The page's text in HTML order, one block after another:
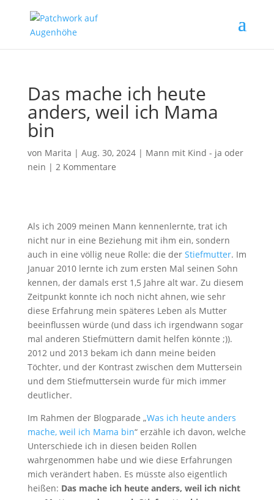
Das mache ich heute
anders, weil ich Mama
bin
von Marita | Aug. 30, 2024| Mann mit Kind - ja oder
nein | 2 Kommentare
Als ich 2009 meinen Mann kennenlernte, trat ich
nicht nur in eine Beziehung mit ihm ein, sondern
auch in eine völlig neue Rolle: die der Stiefmutter. Im
Januar 2010 lernte ich zum ersten Mal seinen Sohn
kennen, der damals erst 1,5 Jahre alt war. Zu diesem
Zeitpunkt konnte ich noch nicht ahnen, wie sehr
diese Erfahrung mein späteres Leben als Mutter
beeinflussen würde (und dass ich irgendwann sogar
mal anderen Stiefmüttern damit helfen könnte ;)).
2012 und 2013 bekam ich dann meine beiden
Töchter, und der Kontrast zwischen dem Muttersein
und dem Stiefmuttersein wurde für mich immer
deutlicher.
Im Rahmen der Blogparade „Was ich heute anders
mache, weil ich Mama bin“ erzähle ich davon, welche
Unterschiede ich in diesen beiden Rollen
wahrgenommen habe und wie diese Erfahrungen
mich verändert haben. Es müsste also eigentlich
heißen: Das mache ich heute anders, weil ich nicht